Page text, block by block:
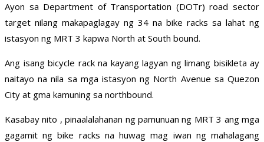
Ayon sa Department of Transportation (DOTr) road sector
target nilang makapaglagay ng 34 na bike racks sa lahat ng
istasyon ng MRT 3 kapwa North at South bound.
Ang isang bicycle rack na kayang lagyan ng limang bisikleta ay
naitayo na nila sa mga istasyon ng North Avenue sa Quezon
City at gma kamuning sa northbound.
Kasabay nito , pinaalalahanan ng pamunuan ng MRT 3 ang mga
gagamit ng bike racks na huwag mag iwan ng mahalagang